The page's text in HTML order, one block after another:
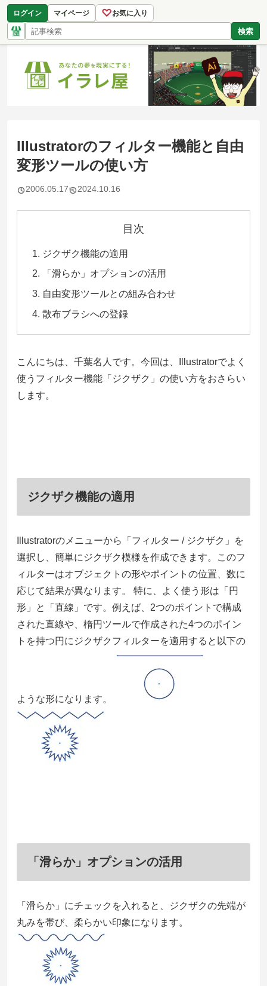
ログイン マイページ ♡お気に入り
検索
Illustratorのフィルター機能と自由
変形ツールの使い方
2006.05.17 2024.10.16
目次
ジクザク機能の適用
「滑らか」オプションの活用
自由変形ツールとの組み合わせ
散布ブラシへの登録
こんにちは、千葉名人です。今回は、Illustratorでよく
使うフィルター機能「ジクザク」の使い方をおさらい
します。
ジクザク機能の適用
Illustratorのメニューから「 フィルター / ジクザク 」を
選択し、簡単にジクザク模様を作成できます。このフ
ィルターはオブジェクトの形やポイントの位置、数に
応じて結果が異なります。 特に、よく使う形は「円
形」と「直線」です。例えば、2つのポイントで構成
された直線や、楕円ツールで作成された4つのポイン
トを持つ円にジクザクフィルターを適用すると以下の
ような形になります。
「滑らか」オプションの活用
「 滑らか 」にチェックを入れると、ジクザクの先端が
丸みを帯び、柔らかい印象になります。